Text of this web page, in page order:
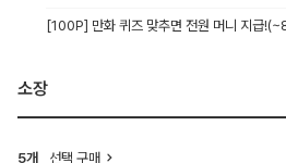
[100P] 만화 퀴즈 맞추면 전원 머니 지급!
소장
5개 선택 구매